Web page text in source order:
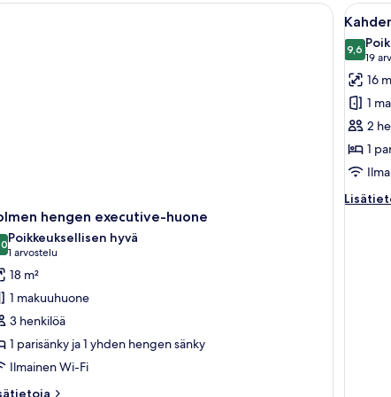
hengen executive-huone
kautta 10
Poikkeuksellisen hyvä
1 arvostelu
(1
arvostelu)
18 m²
1 makuuhuone
3 henkilöä
1 parisänky ja 1 yhden hengen sänky
Ilmainen Wi-Fi
Avaa
kaikki
kuvat
4
9,69,619
(19
16
1
2
1